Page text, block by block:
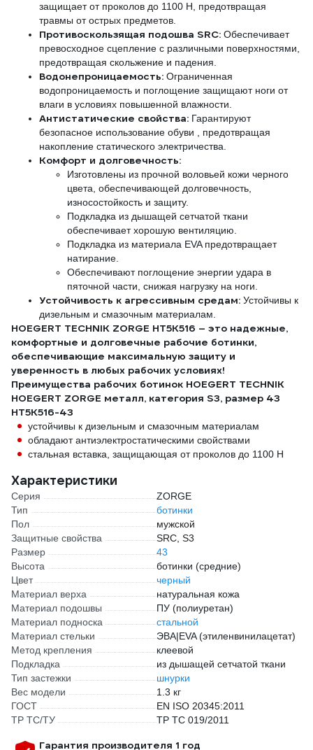
защищает от проколов до 1100 Н, предотвращая
травмы от острых предметов.
Противоскользящая подошва SRC: Обеспечивает
превосходное сцепление с различными поверхностями,
предотвращая скольжение и падения.
Водонепроницаемость: Ограниченная
водопроницаемость и поглощение защищают ноги от
влаги в условиях повышенной влажности.
Антистатические свойства: Гарантируют
безопасное использование обуви , предотвращая
накопление статического электричества.
Комфорт и долговечность:
Изготовлены из прочной воловьей кожи черного
цвета, обеспечивающей долговечность,
износостойкость и защиту.
Подкладка из дышащей сетчатой ткани
обеспечивает хорошую вентиляцию.
Подкладка из материала EVA предотвращает
натирание.
Обеспечивают поглощение энергии удара в
пяточной части, снижая нагрузку на ноги.
Устойчивость к агрессивным средам: Устойчивы к
дизельным и смазочным материалам.
HOEGERT TECHNIK ZORGE HT5K516 – это надежные,
комфортные и долговечные рабочие ботинки,
обеспечивающие максимальную защиту и
уверенность в любых рабочих условиях!
Преимущества рабочих ботинок HOEGERT TECHNIK
HOEGERT ZORGE металл, категория S3, размер 43
HT5K516-43
устойчивы к дизельным и смазочным материалам
обладают антиэлектростатическими свойствами
стальная вставка, защищающая от проколов до 1100 Н
Характеристики
Серия
ZORGE
Тип
ботинки
Пол
мужской
Защитные свойства
SRC, S3
Размер
43
Высота
ботинки (средние)
Цвет
черный
Материал верха
натуральная кожа
Материал подошвы
ПУ (полиуретан)
Материал подноска
стальной
Материал стельки
ЭВА|EVA (этиленвинилацетат)
Метод крепления
клеевой
Подкладка
из дышащей сетчатой ткани
Тип застежки
шнурки
Вес модели
1.3 кг
ГОСТ
EN ISO 20345:2011
ТР ТС/ТУ
ТР ТС 019/2011
Гарантия производителя 1 год